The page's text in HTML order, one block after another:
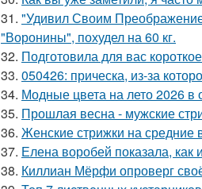
31. "Удивил Своим
"Воронины", похудел на 60 кг.
32. Подготовила для вас
33. 050426: прическа, из-за
34. Модные цвета на лето 2026 в
35. Прошлая весна - мужские
36. Женские стрижки на средние
37. Елена воробей показала,
38. Киллиан Мёрфи опроверг